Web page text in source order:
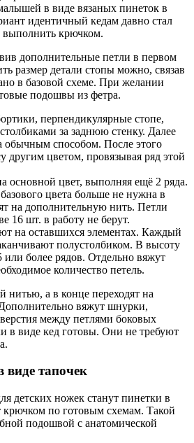
в виде вязаных пинеток в
идентичный кедам давно стал
крючком.
дополнительные петли в первом
размер детали стопы можно, связав
в базовой схеме. При желании
подошвы из фетра.
перпендикулярные стопе,
за заднюю стенку. Далее
обычным способом. После этого
другим цветом, провязывая ряд этой
основной цвет, выполняя ещё 2 ряда.
цвета больше не нужна в
на дополнительную нить. Петли
16 шт. в работу не берут.
на оставшихся элементах. Каждый
полустолбиком. В высоту
более рядов. Отдельно вяжут
количество петель.
нитью, а в конце переходят на
вяжут шнурки,
между петлями боковых
в виде кед готовы. Они не требуют
виде тапочек
детских ножек станут пинетки в
крючком по готовым схемам. Такой
подошвой с анатомической